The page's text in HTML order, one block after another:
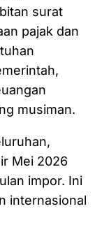
surat
pajak dan
musiman.
Mei 2026
impor. Ini
internasional